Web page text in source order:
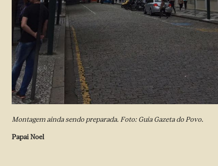
Montagem ainda sendo preparada. Foto: Guia Gazeta do Povo.
Papai Noel